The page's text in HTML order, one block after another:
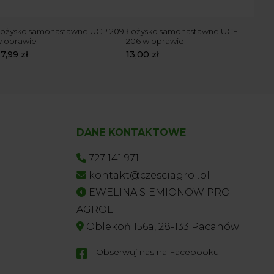
samonastawne UCP 209
oprawie
zł
Łożysko samonastawne UCFL
206 w oprawie
13,00 zł
DANE KONTAKTOWE
727 141 971
kontakt@czesciagrol.pl
EWELINA SIEMIONOW PRO
AGROL
Oblekoń 156a, 28-133 Pacanów
 Obserwuj nas na Facebooku